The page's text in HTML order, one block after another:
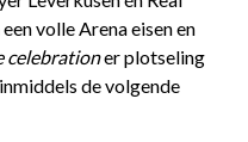
volle Arena eisen en
celebrationer plotseling
de volgende